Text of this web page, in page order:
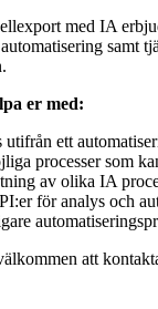
med IA
samt
er med:
utifrån ett
processer som
av olika IA
för analys och
att